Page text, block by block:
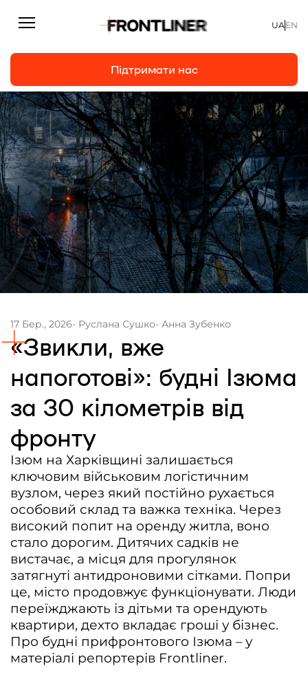
Репортажі
Статті
Інтерв’ю
Особисто
На часі
Про нас
Підтримати
Контакти
Співпраця
Медіакіт
Партнери проєкту та подяка
Редакційна політика | Копірайт
Документи
Підтримати нас
UAEN
Підтримати нас
17 Бер., 2026- Руслана Сушко- Анна Зубенко
«Звикли, вже
напоготові»: будні Ізюма
за 30 кілометрів від
фронту
Ізюм на Харківщині залишається
ключовим військовим логістичним
вузлом, через який постійно рухається
особовий склад та важка техніка. Через
високий попит на оренду житла, воно
стало дорогим. Дитячих садків не
вистачає, а місця для прогулянок
затягнуті антидроновими сітками. Попри
це, місто продовжує функціонувати. Люди
переїжджають із дітьми та орендують
квартири, дехто вкладає гроші у бізнес.
Про будні прифронтового Ізюма – у
матеріалі репортерів Frontliner.